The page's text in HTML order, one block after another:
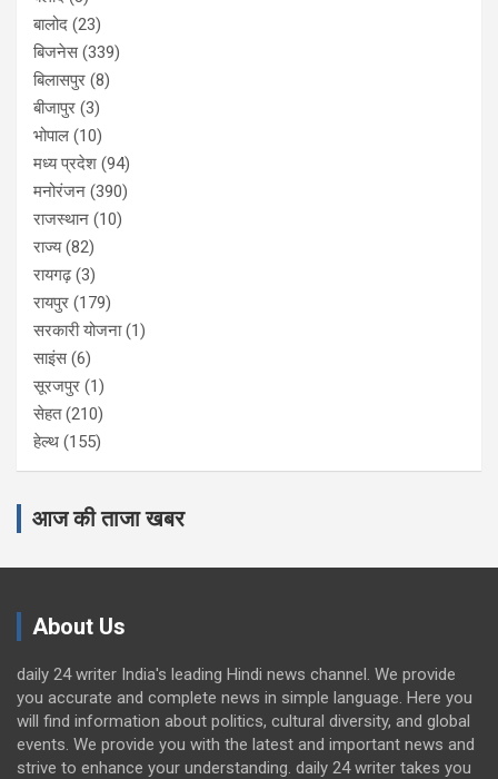
बालोद (23)
बिजनेस(339)
बिलासपुर (8)
बीजापुर (3)
भोपाल (10)
मध्य प्रदेश (94)
मनोरंजन (390)
राजस्थान (10)
राज्य(82)
रायगढ़(3)
रायपुर (179)
सरकारी योजना(1)
साइंस(6)
सूरजपुर (1)
सेहत(210)
हेल्थ (155)
आज की ताजा खबर
About Us
daily 24 writer India's leading Hindi news channel. We provide
you accurate and complete news in simple language. Here you
will find information about politics, cultural diversity, and global
events. We provide you with the latest and important news and
strive to enhance your understanding. daily 24 writer takes you